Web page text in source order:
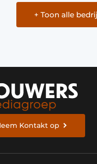
+ Toon alle
Kontakt op